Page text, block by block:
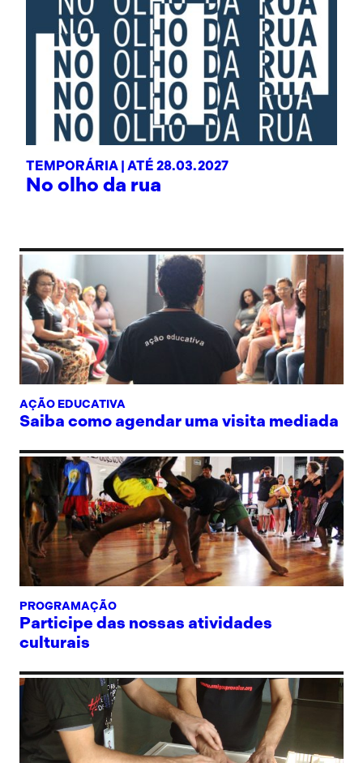
TEMPORÁRIA | ATÉ 28.03.2027
No olho da rua
AÇÃO EDUCATIVA
Saiba como agendar uma visita mediada
PROGRAMAÇÃO
Participe das nossas atividades
culturais